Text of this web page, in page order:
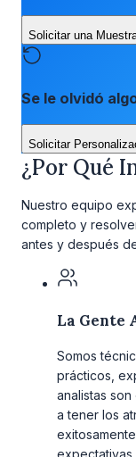
Solicitar una
Se le olvidó
Solicitar
¿Por Qué
Nuestro equipo
completo y
antes y después
La Gente
Somos
prácticos,
analistas
a tener los
expectativas.